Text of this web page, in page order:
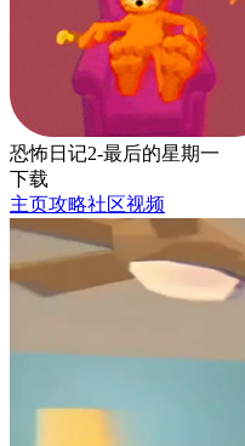
恐怖日记2-最后的星期一
下载
主页攻略社区视频